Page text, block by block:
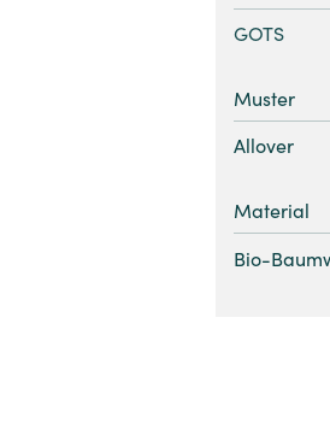
GOTS
Muster
Allover
Material
Bio-